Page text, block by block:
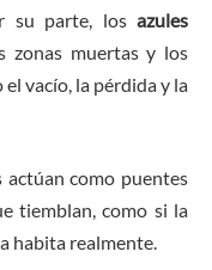
su parte, los azules
zonas muertas y los
vacío, la pérdida y la
como puentes
tiemblan, como si la
habita realmente.